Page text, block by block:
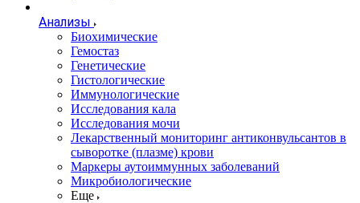
Анализы
Биохимические
Гемостаз
Генетические
Гистологические
Иммунологические
Исследования кала
Исследования мочи
Лекарственный мониторинг антиконвульсантов в
сыворотке (плазме) крови
Маркеры аутоиммунных заболеваний
Микробиологические
Еще